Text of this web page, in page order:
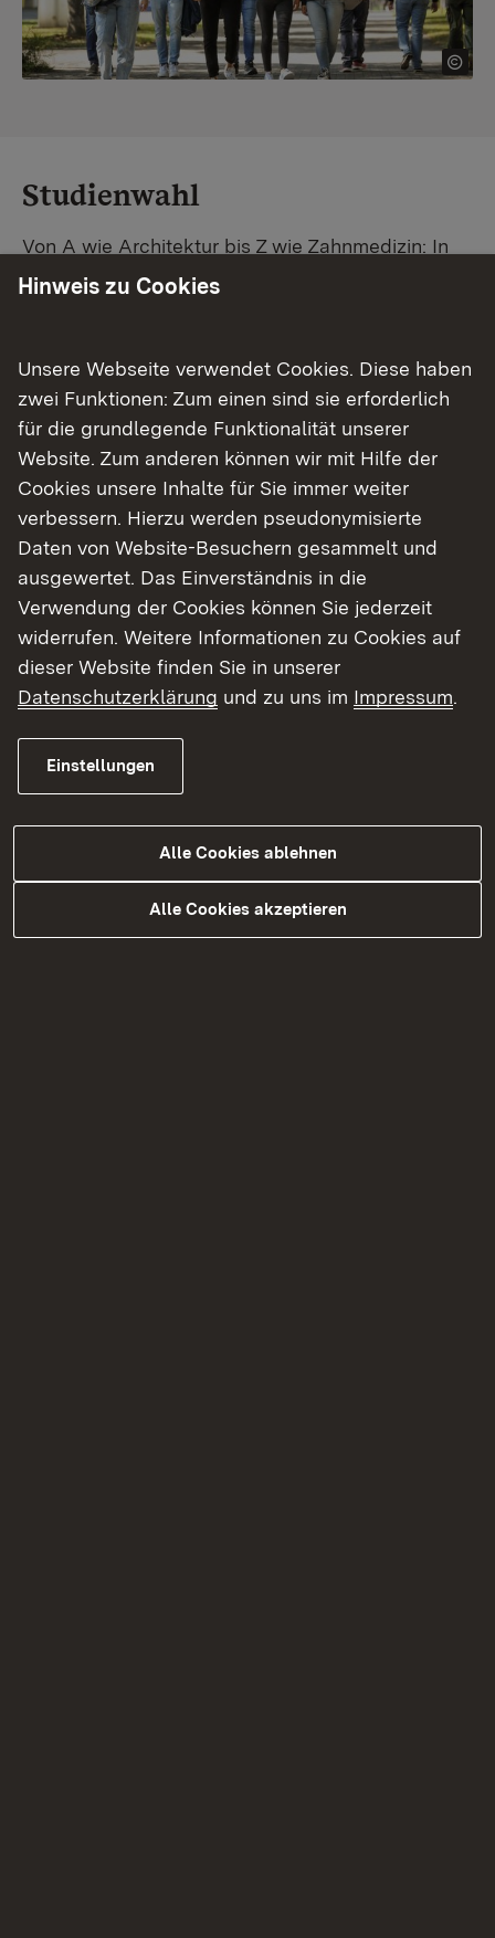
Studienwahl
Von A wie Architektur bis Z wie Zahnmedizin: In
Baden-Württemberg warten unzählige
Studiengangsuche schnell den passenden
Studienplatz. Außerdem gibt's eine Schritt-für-
Schritt-Anleitung zu deinem Traum-Studium.
Finde dein Studium in Baden-Württemberg
Hinweis zu Cookies
Unsere Webseite verwendet Cookies. Diese haben
zwei Funktionen: Zum einen sind sie erforderlich
für die grundlegende Funktionalität unserer
Website. Zum anderen können wir mit Hilfe der
Cookies unsere Inhalte für Sie immer weiter
verbessern. Hierzu werden pseudonymisierte
Daten von Website-Besuchern gesammelt und
ausgewertet. Das Einverständnis in die
Verwendung der Cookies können Sie jederzeit
widerrufen. Weitere Informationen zu Cookies auf
dieser Website finden Sie in unserer
Datenschutzerklärung und zu uns im Impressum.
Einstellungen
Alle Cookies ablehnen
Alle Cookies akzeptieren